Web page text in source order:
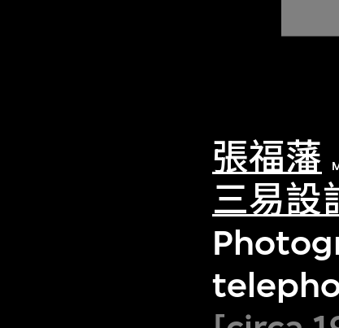
張福藩
三易設